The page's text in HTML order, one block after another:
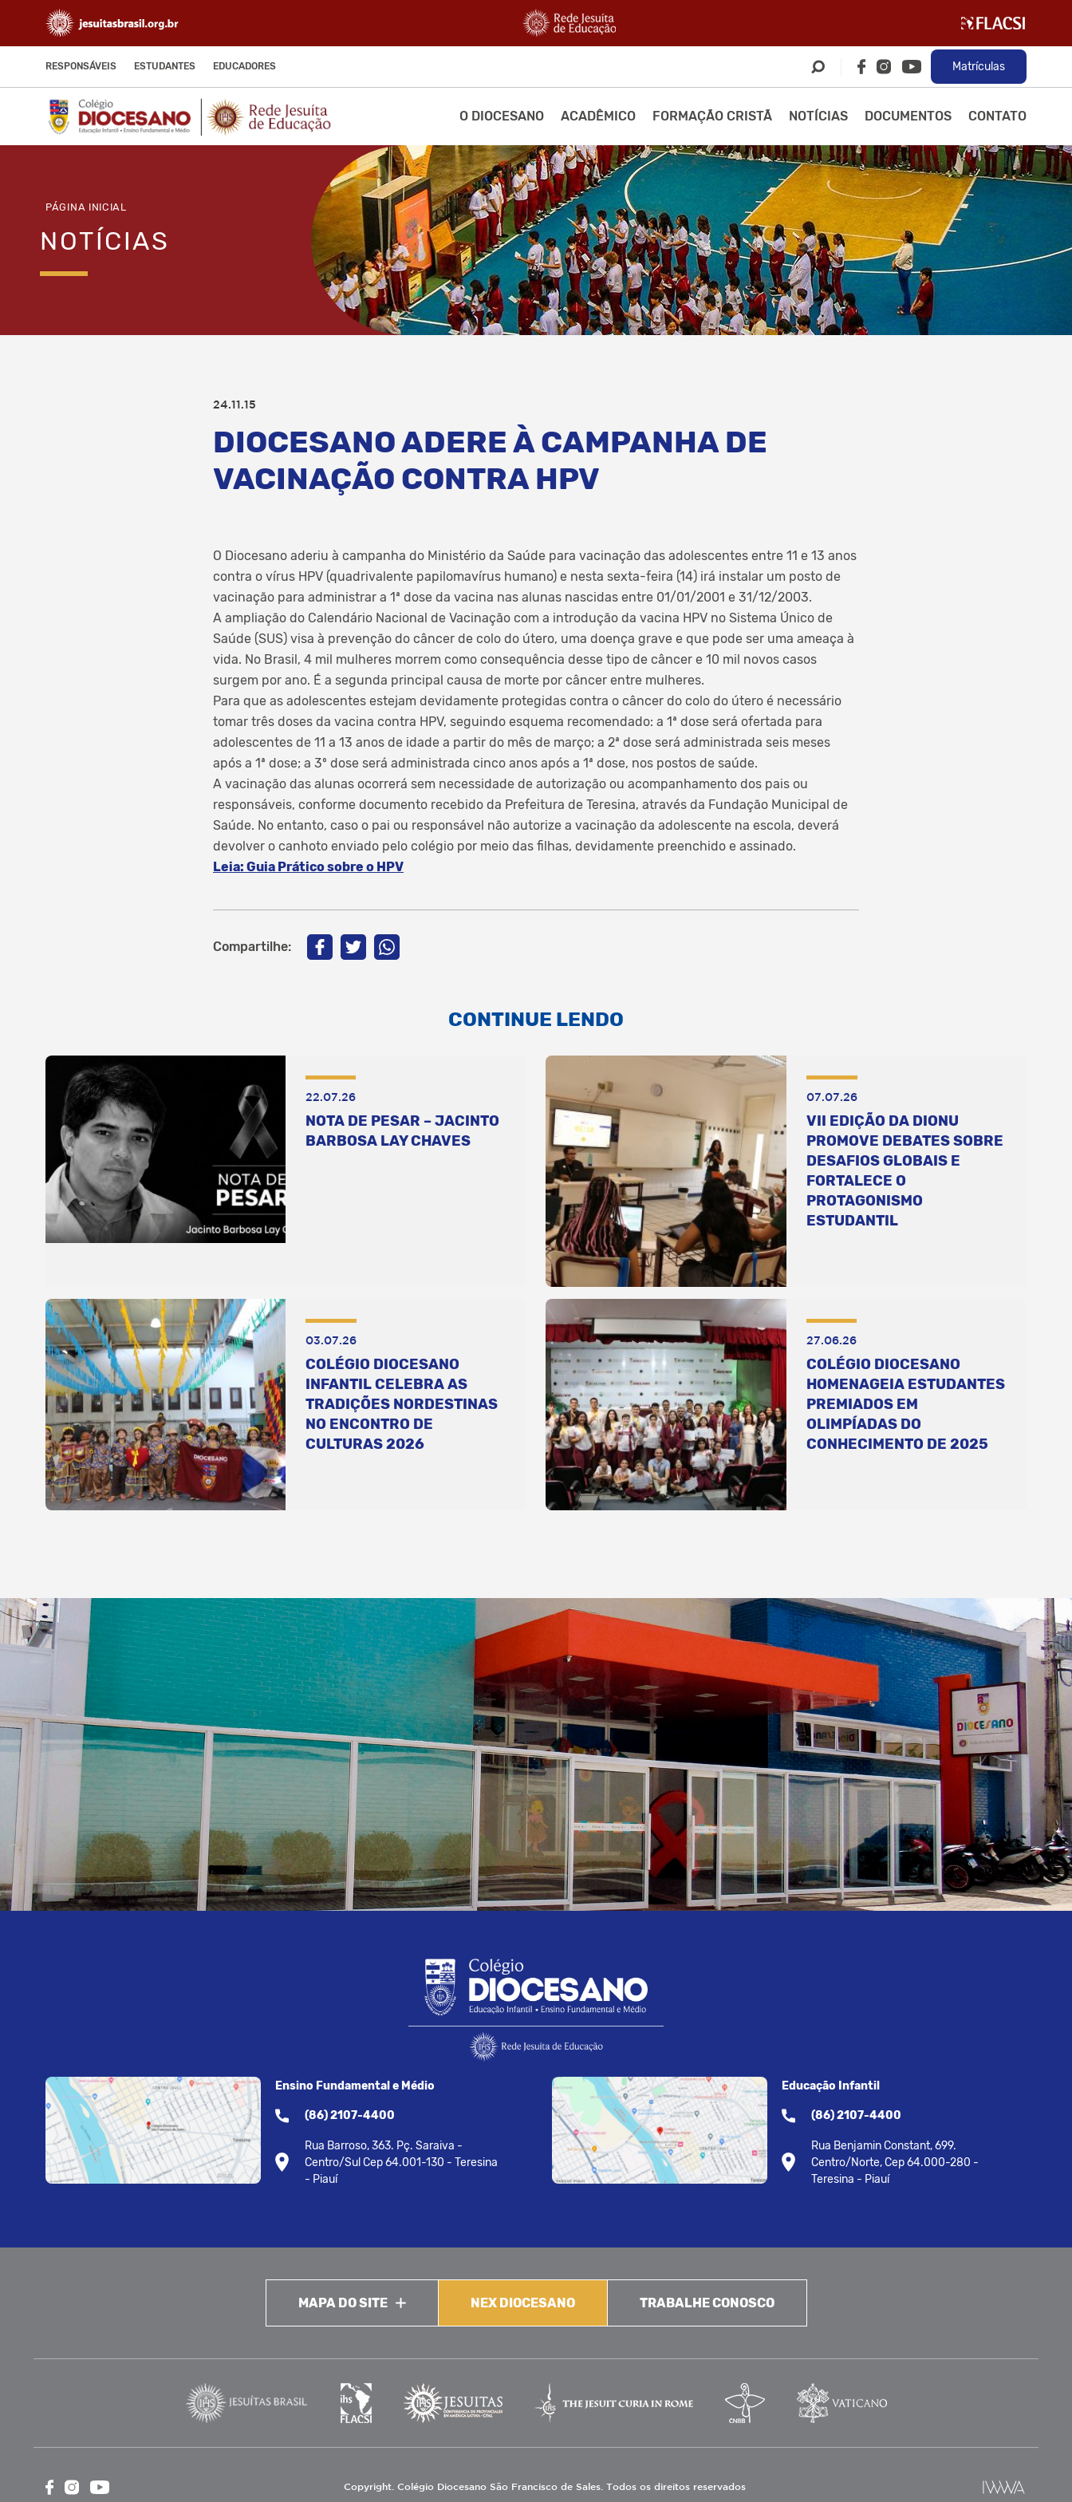
RESPONSÁVEIS ESTUDANTES EDUCADORES Matrículas
O DIOCESANO ACADÊMICO FORMAÇÃO CRISTÃ NOTÍCIAS DOCUMENTOS CONTATO
PÁGINA INICIAL
NOTÍCIAS
24.11.15
DIOCESANO ADERE À CAMPANHA DE
VACINAÇÃO CONTRA HPV
O Diocesano aderiu à campanha do Ministério da Saúde para vacinação das adolescentes entre 11 e 13 anos
contra o vírus HPV (quadrivalente papilomavírus humano) e nesta sexta-feira (14) irá instalar um posto de
vacinação para administrar a 1ª dose da vacina nas alunas nascidas entre 01/01/2001 e 31/12/2003.
A ampliação do Calendário Nacional de Vacinação com a introdução da vacina HPV no Sistema Único de
Saúde (SUS) visa à prevenção do câncer de colo do útero, uma doença grave e que pode ser uma ameaça à
vida. No Brasil, 4 mil mulheres morrem como consequência desse tipo de câncer e 10 mil novos casos
surgem por ano. É a segunda principal causa de morte por câncer entre mulheres.
Para que as adolescentes estejam devidamente protegidas contra o câncer do colo do útero é necessário
tomar três doses da vacina contra HPV, seguindo esquema recomendado: a 1ª dose será ofertada para
adolescentes de 11 a 13 anos de idade a partir do mês de março; a 2ª dose será administrada seis meses
após a 1ª dose; a 3º dose será administrada cinco anos após a 1ª dose, nos postos de saúde.
A vacinação das alunas ocorrerá sem necessidade de autorização ou acompanhamento dos pais ou
responsáveis, conforme documento recebido da Prefeitura de Teresina, através da Fundação Municipal de
Saúde. No entanto, caso o pai ou responsável não autorize a vacinação da adolescente na escola, deverá
devolver o canhoto enviado pelo colégio por meio das filhas, devidamente preenchido e assinado.
Leia: Guia Prático sobre o HPV
Compartilhe:
CONTINUE LENDO
22.07.26
NOTA DE PESAR – JACINTO
BARBOSA LAY CHAVES
07.07.26
VII EDIÇÃO DA DIONU
PROMOVE DEBATES SOBRE
DESAFIOS GLOBAIS E
FORTALECE O
PROTAGONISMO
ESTUDANTIL
03.07.26
COLÉGIO DIOCESANO
INFANTIL CELEBRA AS
TRADIÇÕES NORDESTINAS
NO ENCONTRO DE
CULTURAS 2026
27.06.26
COLÉGIO DIOCESANO
HOMENAGEIA ESTUDANTES
PREMIADOS EM
OLIMPÍADAS DO
CONHECIMENTO DE 2025
Ensino Fundamental e Médio
(86) 2107-4400
Rua Barroso, 363. Pç. Saraiva -
Centro/Sul Cep 64.001-130 - Teresina
- Piauí
Educação Infantil
(86) 2107-4400
Rua Benjamin Constant, 699.
Centro/Norte, Cep 64.000-280 -
Teresina - Piauí
MAPA DO SITE NEX DIOCESANO TRABALHE CONOSCO
Copyright. Colégio Diocesano São Francisco de Sales. Todos os direitos reservados